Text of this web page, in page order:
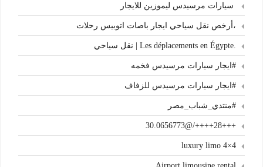
سيارات مرسيدس ليموزين للايجار
،أرخص نقل سياحي ايجار باصات اتوبيس رحلات
#ايجار سيارات مرسيدس فخمه
#ايجار سيارات مرسيدس للزفاف
#منتدي_شباب_مصر
+++28++++/@30.0656773
4×4 luxury limo